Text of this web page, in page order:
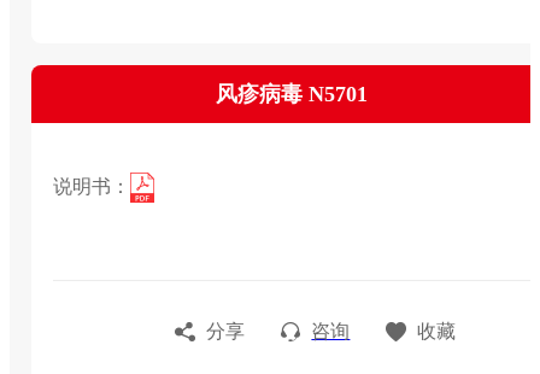
风疹病毒 N5701
说明书：
分享 咨询 收藏